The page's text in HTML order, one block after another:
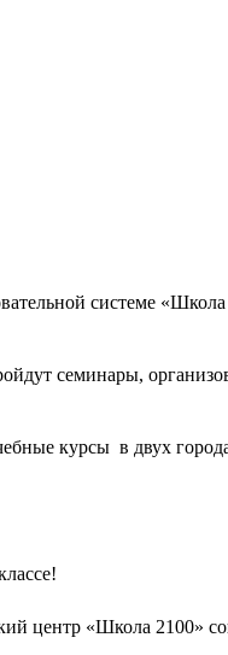
системе
семинары,
курсы в двух
центр «Школа 2100»